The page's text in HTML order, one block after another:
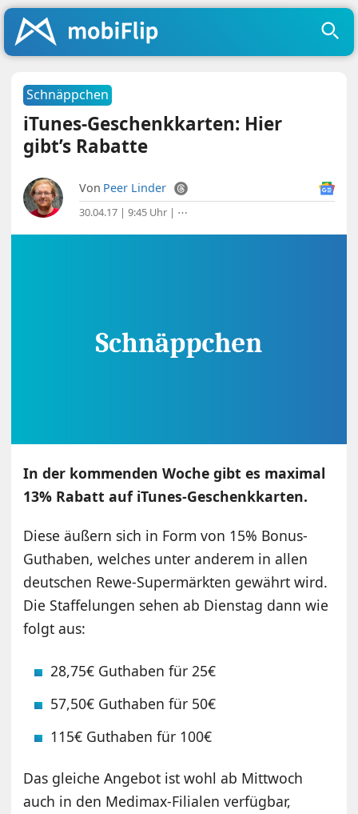
Schnäppchen
iTunes-Geschenkkarten: Hier
gibt’s Rabatte
Von Peer Linder
30.04.17 | 9:45 Uhr | ⋯
In der kommenden Woche gibt es maximal
13% Rabatt auf iTunes-Geschenkkarten.
Diese äußern sich in Form von 15% Bonus-
Guthaben, welches unter anderem in allen
deutschen Rewe-Supermärkten gewährt wird.
Die Staffelungen sehen ab Dienstag dann wie
folgt aus:
28,75€ Guthaben für 25€
57,50€ Guthaben für 50€
115€ Guthaben für 100€
Das gleiche Angebot ist wohl ab Mittwoch
auch in den Medimax-Filialen verfügbar,